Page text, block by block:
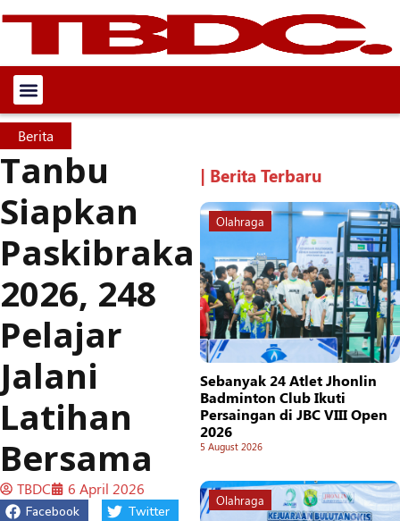
Berita
Tanbu
Siapkan
Paskibraka
2026, 248
Pelajar
Jalani
Latihan
Bersama
TBDC 6 April 2026
Facebook
Twitter
| Berita Terbaru
Olahraga
Sebanyak 24 Atlet Jhonlin
Badminton Club Ikuti
Persaingan di JBC VIII Open
2026
5 August 2026
Olahraga